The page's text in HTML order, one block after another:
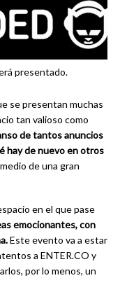
presentado.
se presentan muchas
tan valioso como
de tantos anuncios
hay de nuevo en otros
de una gran
en el que pase
emocionantes, con
Este evento va a estar
a ENTER.CO y
por lo menos, un